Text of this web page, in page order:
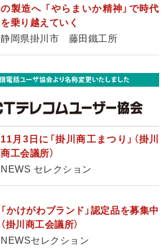
の製造へ 「やらまいか精神」で時代
を乗り越えていく
静岡県掛川市 藤田鐵工所
11月3日に「掛川商工まつり」（掛川
商工会議所）
NEWS セレクション
「かけがわブランド」認定品を募集中
（掛川商工会議所）
NEWSセレクション